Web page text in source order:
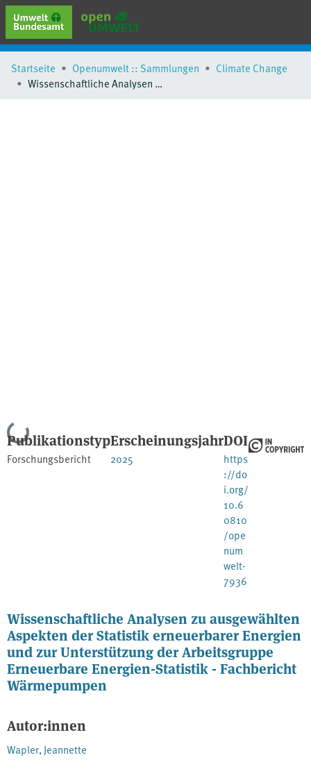
erweiterte Suche
Browse
Startseite Openumwelt :: Sammlungen
Climate Change
Wissenschaftliche Analysen zu ausgewählten Aspekten der Statistik erneuerbarer Energien und zur Unterstützung der Arbeitsgruppe Erneuerbare Energien-Statistik - Fachbericht Wärmepumpen
Lade...
Publikationstyp
Forschungsbericht
Erscheinungsjahr
2025
DOI
https
://do
i.org/
10.6
0810
/ope
num
welt-
7936
Wissenschaftliche Analysen zu ausgewählten
Aspekten der Statistik erneuerbarer Energien
und zur Unterstützung der Arbeitsgruppe
Erneuerbare Energien-Statistik - Fachbericht
Wärmepumpen
Autor:innen
Wapler, Jeannette